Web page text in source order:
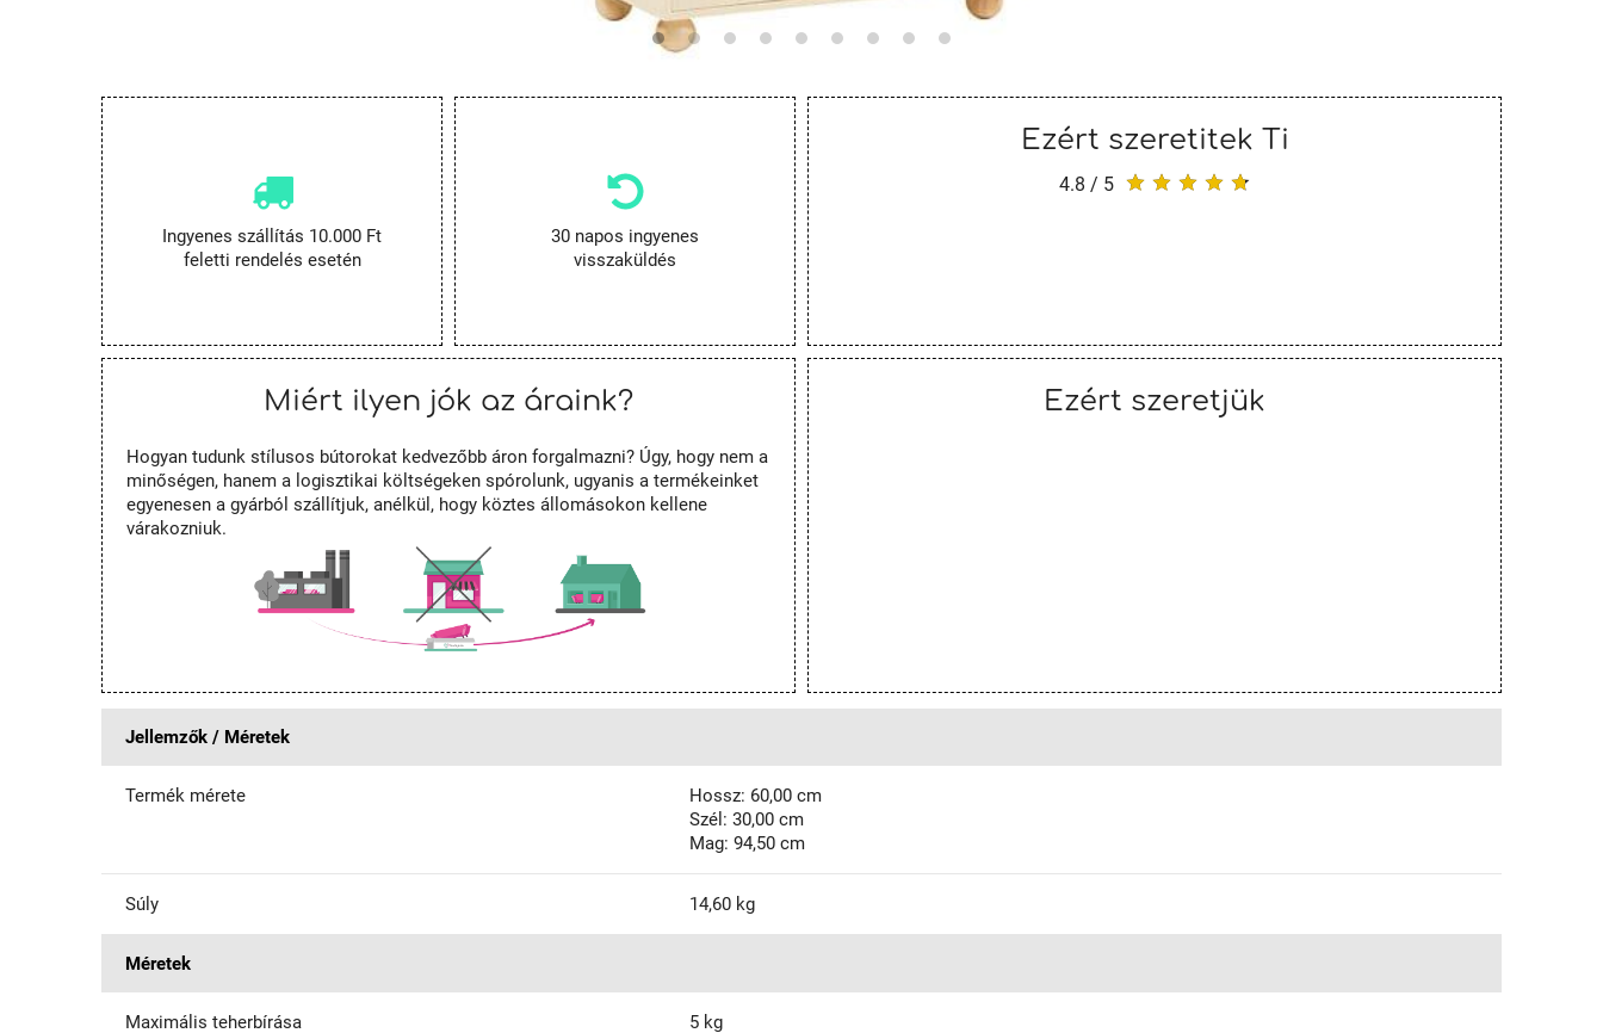
Ingyenes szállítás 10.000 Ft
feletti rendelés esetén
30 napos ingyenes
visszaküldés
Ezért szeretitek Ti
4.8 / 5
Miért ilyen jók az áraink?
Hogyan tudunk stílusos bútorokat kedvezőbb áron forgalmazni? Úgy, hogy nem a
minőségen, hanem a logisztikai költségeken spórolunk, ugyanis a termékeinket
egyenesen a gyárból szállítjuk, anélkül, hogy köztes állomásokon kellene
várakozniuk.
Ezért szeretjük
Jellemzők / Méretek
Termék mérete
Hossz: 60,00 cm
Szél: 30,00 cm
Mag: 94,50 cm
Súly 14,60 kg
Méretek
Maximális teherbírása 5 kg